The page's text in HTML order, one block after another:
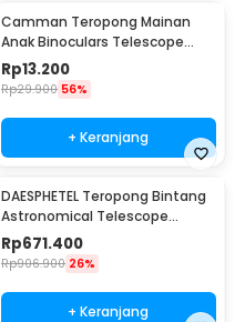
Camman Teropong Mainan
Anak Binoculars Telescope
2.5x26 - 1138
Rp13.200
Rp29.900 56%
+ Keranjang
DAESPHETEL Teropong Bintang
Astronomical Telescope
700/76mm - F70076
Rp671.400
Rp906.900 26%
+ Keranjang